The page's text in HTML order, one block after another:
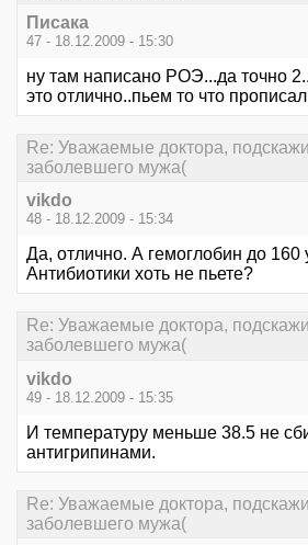
Писака
47 - 18.12.2009 - 15:30
ну там написано РОЭ...да точно
это отлично..пьем то что
Re: Уважаемые доктора,
заболевшего мужа(
vikdo
48 - 18.12.2009 - 15:34
Да, отлично. А гемоглобин до
Антибиотики хоть не пьете?
Re: Уважаемые доктора,
заболевшего мужа(
vikdo
49 - 18.12.2009 - 15:35
И температуру меньше 38.5 не
антигрипинами.
Re: Уважаемые доктора,
заболевшего мужа(